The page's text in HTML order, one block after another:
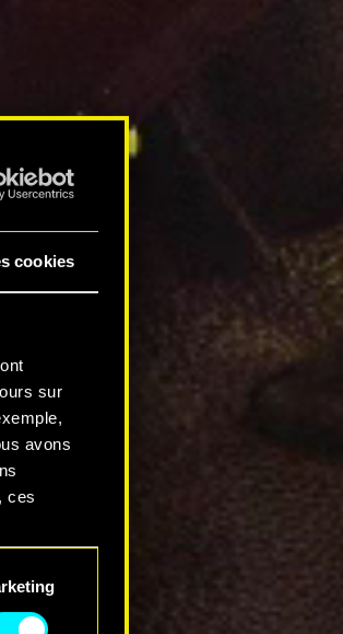
cookies
sur
avons
ces
et